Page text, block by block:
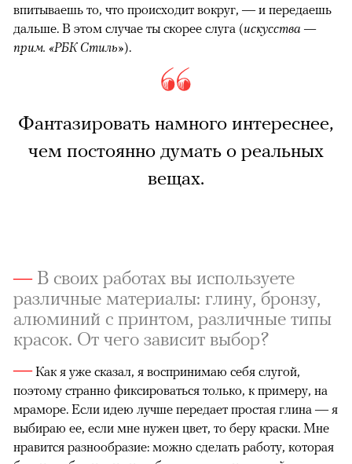
впитываешь то, что происходит вокруг, — и передаешь
дальше. В этом случае ты скорее слуга (искусства —
прим. «РБК Стиль»).
Фантазировать намного интереснее,
чем постоянно думать о реальных
вещах.
— В своих работах вы используете
различные материалы: глину, бронзу,
алюминий с принтом, различные типы
красок. От чего зависит выбор?
—Как я уже сказал, я воспринимаю себя слугой,
поэтому странно фиксироваться только, к примеру, на
мраморе. Если идею лучше передает простая глина — я
выбираю ее, если мне нужен цвет, то беру краски. Мне
нравится разнообразие: можно сделать работу, которая